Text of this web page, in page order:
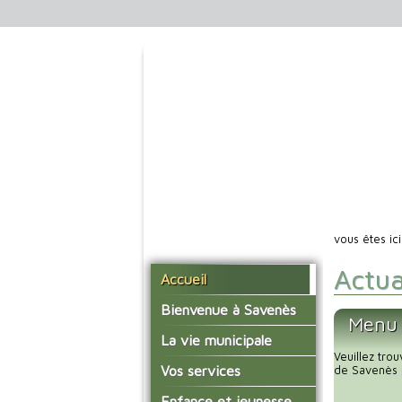
Accueil
Bienvenue à Savenès
Situer Savenès
Savenès en chiffre
L'histoire du village
La vie municipale
Vos élus
Les compte-rendus du
Vos services
La mairie
vous êtes
Veuillez
de Savenès